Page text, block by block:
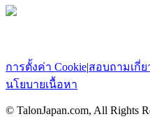
การตั้งค่า Cookie|สอบถามเกี่
นโยบายเนื้อหา
© TalonJapan.com, All Rights